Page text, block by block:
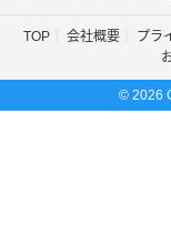
TOP 会社概要 プラ
© 2026